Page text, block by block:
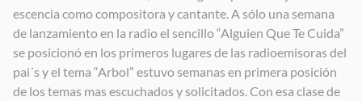
escencia como compositora y cantante. A sólo una semana
de lanzamiento en la radio el sencillo “Alguien Que Te Cuida”
se posicionó en los primeros lugares de las radioemisoras del
pai´s y el tema “Arbol” estuvo semanas en primera posición
de los temas mas escuchados y solicitados. Con esa clase de